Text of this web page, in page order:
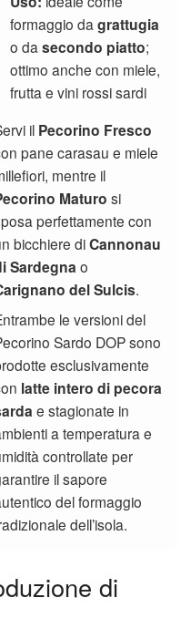
formaggio da grattugia
o da secondo piatto;
ottimo anche con miele,
frutta e vini rossi sardi
il Pecorino Fresco
pane carasau e miele
mentre il
Maturo si
perfettamente con
bicchiere diCannonau
Sardegna o
del Sulcis.
le versioni del
Sardo DOP sono
esclusivamente
latte intero di pecora
e stagionate in
a temperatura e
controllate per
il sapore
del formaggio
dell’isola.
di